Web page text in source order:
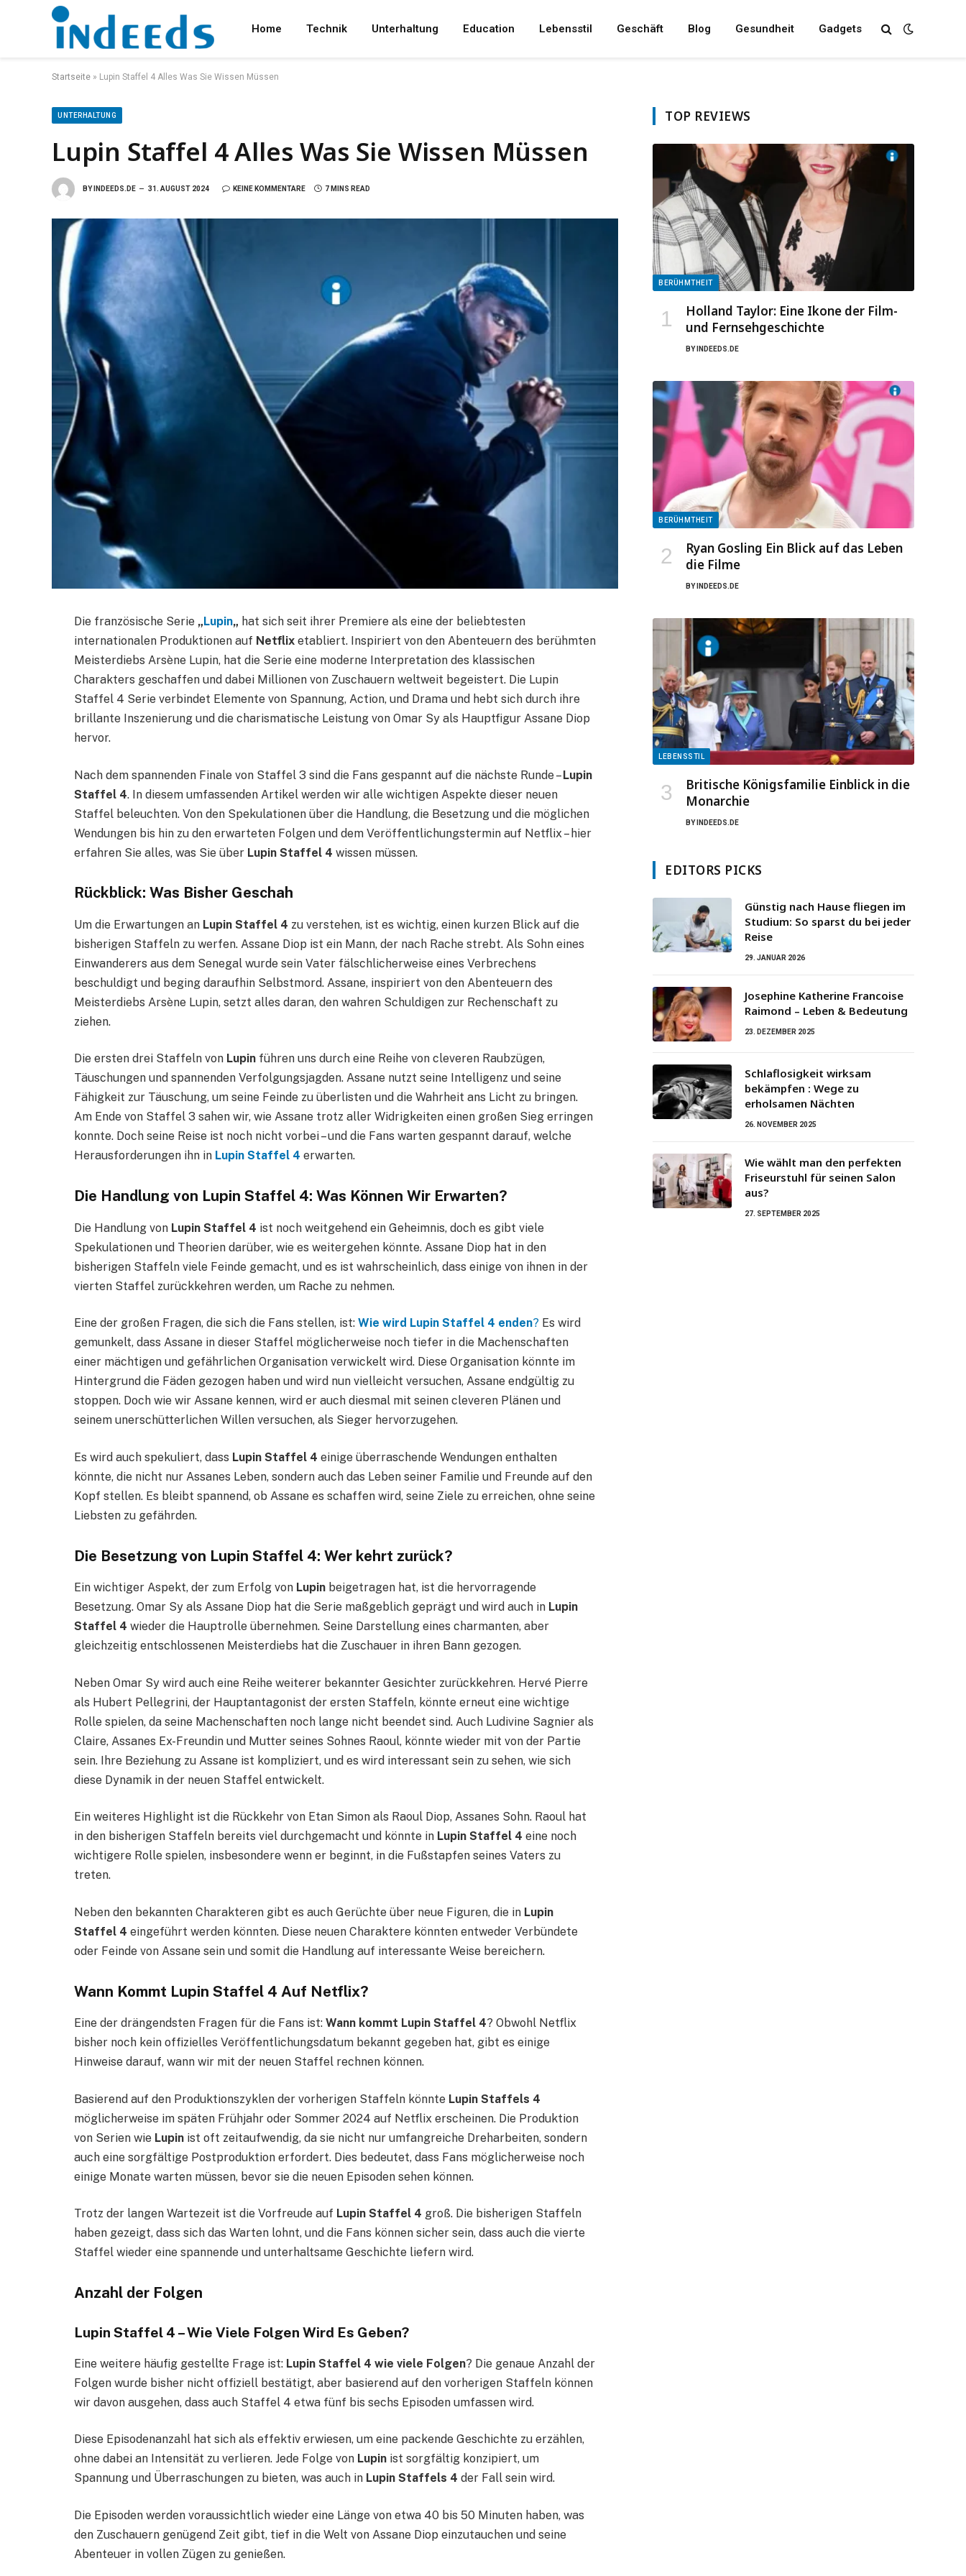
Home Technik Unterhaltung Education Lebensstil Geschäft Blog Gesundheit Gadgets
Startseite » Lupin Staffel 4 Alles Was Sie Wissen Müssen
UNTERHALTUNG
Lupin Staffel 4 Alles Was Sie Wissen Müssen
BY INDEEDS.DE 31. AUGUST 2024 KEINE KOMMENTARE 7 MINS READ
Die französische Serie „Lupin„ hat sich seit ihrer Premiere als eine der beliebtesten
internationalen Produktionen auf Netflix etabliert. Inspiriert von den Abenteuern des berühmten
Meisterdiebs Arsène Lupin, hat die Serie eine moderne Interpretation des klassischen
Charakters geschaffen und dabei Millionen von Zuschauern weltweit begeistert. Die Lupin
Staffel 4 Serie verbindet Elemente von Spannung, Action, und Drama und hebt sich durch ihre
brillante Inszenierung und die charismatische Leistung von Omar Sy als Hauptfigur Assane Diop
hervor.
Nach dem spannenden Finale von Staffel 3 sind die Fans gespannt auf die nächste Runde –Lupin
Staffel 4. In diesem umfassenden Artikel werden wir alle wichtigen Aspekte dieser neuen
Staffel beleuchten. Von den Spekulationen über die Handlung, die Besetzung und die möglichen
Wendungen bis hin zu den erwarteten Folgen und dem Veröffentlichungstermin auf Netflix – hier
erfahren Sie alles, was Sie über Lupin Staffel 4 wissen müssen.
Rückblick: Was Bisher Geschah
Um die Erwartungen an Lupin Staffel 4 zu verstehen, ist es wichtig, einen kurzen Blick auf die
bisherigen Staffeln zu werfen. Assane Diop ist ein Mann, der nach Rache strebt. Als Sohn eines
Einwanderers aus dem Senegal wurde sein Vater fälschlicherweise eines Verbrechens
beschuldigt und beging daraufhin Selbstmord. Assane, inspiriert von den Abenteuern des
Meisterdiebs Arsène Lupin, setzt alles daran, den wahren Schuldigen zur Rechenschaft zu
ziehen.
Die ersten drei Staffeln von Lupin führen uns durch eine Reihe von cleveren Raubzügen,
Täuschungen und spannenden Verfolgungsjagden. Assane nutzt seine Intelligenz und seine
Fähigkeit zur Täuschung, um seine Feinde zu überlisten und die Wahrheit ans Licht zu bringen.
Am Ende von Staffel 3 sahen wir, wie Assane trotz aller Widrigkeiten einen großen Sieg erringen
konnte. Doch seine Reise ist noch nicht vorbei – und die Fans warten gespannt darauf, welche
Herausforderungen ihn in Lupin Staffel 4 erwarten.
Die Handlung von Lupin Staffel 4: Was Können Wir Erwarten?
Die Handlung von Lupin Staffel 4 ist noch weitgehend ein Geheimnis, doch es gibt viele
Spekulationen und Theorien darüber, wie es weitergehen könnte. Assane Diop hat in den
bisherigen Staffeln viele Feinde gemacht, und es ist wahrscheinlich, dass einige von ihnen in der
vierten Staffel zurückkehren werden, um Rache zu nehmen.
Eine der großen Fragen, die sich die Fans stellen, ist: Wie wird Lupin Staffel 4 enden? Es wird
gemunkelt, dass Assane in dieser Staffel möglicherweise noch tiefer in die Machenschaften
einer mächtigen und gefährlichen Organisation verwickelt wird. Diese Organisation könnte im
Hintergrund die Fäden gezogen haben und wird nun vielleicht versuchen, Assane endgültig zu
stoppen. Doch wie wir Assane kennen, wird er auch diesmal mit seinen cleveren Plänen und
seinem unerschütterlichen Willen versuchen, als Sieger hervorzugehen.
Es wird auch spekuliert, dass Lupin Staffel 4 einige überraschende Wendungen enthalten
könnte, die nicht nur Assanes Leben, sondern auch das Leben seiner Familie und Freunde auf den
Kopf stellen. Es bleibt spannend, ob Assane es schaffen wird, seine Ziele zu erreichen, ohne seine
Liebsten zu gefährden.
Die Besetzung von Lupin Staffel 4: Wer kehrt zurück?
Ein wichtiger Aspekt, der zum Erfolg von Lupin beigetragen hat, ist die hervorragende
Besetzung. Omar Sy als Assane Diop hat die Serie maßgeblich geprägt und wird auch in Lupin
Staffel 4 wieder die Hauptrolle übernehmen. Seine Darstellung eines charmanten, aber
gleichzeitig entschlossenen Meisterdiebs hat die Zuschauer in ihren Bann gezogen.
Neben Omar Sy wird auch eine Reihe weiterer bekannter Gesichter zurückkehren. Hervé Pierre
als Hubert Pellegrini, der Hauptantagonist der ersten Staffeln, könnte erneut eine wichtige
Rolle spielen, da seine Machenschaften noch lange nicht beendet sind. Auch Ludivine Sagnier als
Claire, Assanes Ex-Freundin und Mutter seines Sohnes Raoul, könnte wieder mit von der Partie
sein. Ihre Beziehung zu Assane ist kompliziert, und es wird interessant sein zu sehen, wie sich
diese Dynamik in der neuen Staffel entwickelt.
Ein weiteres Highlight ist die Rückkehr von Etan Simon als Raoul Diop, Assanes Sohn. Raoul hat
in den bisherigen Staffeln bereits viel durchgemacht und könnte in Lupin Staffel 4 eine noch
wichtigere Rolle spielen, insbesondere wenn er beginnt, in die Fußstapfen seines Vaters zu
treten.
Neben den bekannten Charakteren gibt es auch Gerüchte über neue Figuren, die in Lupin
Staffel 4 eingeführt werden könnten. Diese neuen Charaktere könnten entweder Verbündete
oder Feinde von Assane sein und somit die Handlung auf interessante Weise bereichern.
Wann Kommt Lupin Staffel 4 Auf Netflix?
Eine der drängendsten Fragen für die Fans ist: Wann kommt Lupin Staffel 4? Obwohl Netflix
bisher noch kein offizielles Veröffentlichungsdatum bekannt gegeben hat, gibt es einige
Hinweise darauf, wann wir mit der neuen Staffel rechnen können.
Basierend auf den Produktionszyklen der vorherigen Staffeln könnte Lupin Staffels 4
möglicherweise im späten Frühjahr oder Sommer 2024 auf Netflix erscheinen. Die Produktion
von Serien wie Lupin ist oft zeitaufwendig, da sie nicht nur umfangreiche Dreharbeiten, sondern
auch eine sorgfältige Postproduktion erfordert. Dies bedeutet, dass Fans möglicherweise noch
einige Monate warten müssen, bevor sie die neuen Episoden sehen können.
Trotz der langen Wartezeit ist die Vorfreude auf Lupin Staffel 4 groß. Die bisherigen Staffeln
haben gezeigt, dass sich das Warten lohnt, und die Fans können sicher sein, dass auch die vierte
Staffel wieder eine spannende und unterhaltsame Geschichte liefern wird.
Anzahl der Folgen
Lupin Staffel 4 – Wie Viele Folgen Wird Es Geben?
Eine weitere häufig gestellte Frage ist: Lupin Staffel 4 wie viele Folgen? Die genaue Anzahl der
Folgen wurde bisher nicht offiziell bestätigt, aber basierend auf den vorherigen Staffeln können
wir davon ausgehen, dass auch Staffel 4 etwa fünf bis sechs Episoden umfassen wird.
Diese Episodenanzahl hat sich als effektiv erwiesen, um eine packende Geschichte zu erzählen,
ohne dabei an Intensität zu verlieren. Jede Folge von Lupin ist sorgfältig konzipiert, um
Spannung und Überraschungen zu bieten, was auch in Lupin Staffels 4 der Fall sein wird.
Die Episoden werden voraussichtlich wieder eine Länge von etwa 40 bis 50 Minuten haben, was
den Zuschauern genügend Zeit gibt, tief in die Welt von Assane Diop einzutauchen und seine
Abenteuer in vollen Zügen zu genießen.
TOP REVIEWS
BERÜHMTHEIT
Holland Taylor: Eine Ikone der Film-
und Fernsehgeschichte
BY INDEEDS.DE
BERÜHMTHEIT
Ryan Gosling Ein Blick auf das Leben
die Filme
BY INDEEDS.DE
LEBENSSTIL
Britische Königsfamilie Einblick in die
Monarchie
BY INDEEDS.DE
EDITORS PICKS
Günstig nach Hause fliegen im
Studium: So sparst du bei jeder
Reise
29. JANUAR 2026
Josephine Katherine Francoise
Raimond – Leben & Bedeutung
23. DEZEMBER 2025
Schlaflosigkeit wirksam
bekämpfen : Wege zu
erholsamen Nächten
26. NOVEMBER 2025
Wie wählt man den perfekten
Friseurstuhl für seinen Salon
aus?
27. SEPTEMBER 2025